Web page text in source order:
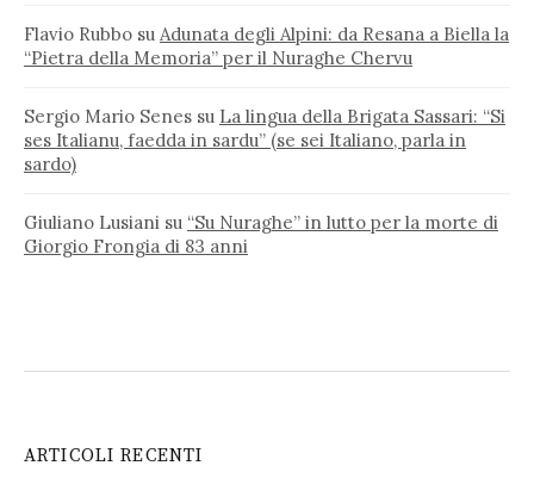
Flavio Rubbo su Adunata degli Alpini: da Resana a Biella la
“Pietra della Memoria” per il Nuraghe Chervu
Sergio Mario Senes su La lingua della Brigata Sassari: “Si
ses Italianu, faedda in sardu” (se sei Italiano, parla in
sardo)
Giuliano Lusiani su “Su Nuraghe” in lutto per la morte di
Giorgio Frongia di 83 anni
ARTICOLI RECENTI